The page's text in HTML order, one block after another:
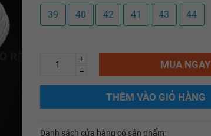
39 40 42 41 43 44
+
–
MUA NGAY
THÊM VÀO GIỎ HÀNG
Danh sách cửa hàng có sản phẩm: